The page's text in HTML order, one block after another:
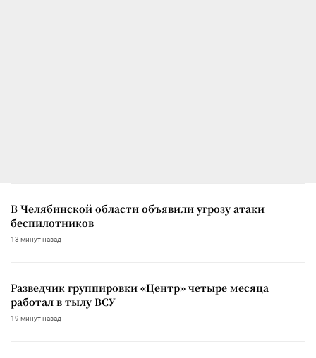
В Челябинской области объявили угрозу атаки
беспилотников
13 минут назад
Разведчик группировки «Центр» четыре месяца
работал в тылу ВСУ
19 минут назад